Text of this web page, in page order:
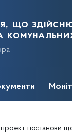
що
на послуги з централізованого постачання холодної води, водовідведення (з використанням